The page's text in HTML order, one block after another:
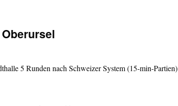
5 Runden nach Schweizer System (15-min-Partien)